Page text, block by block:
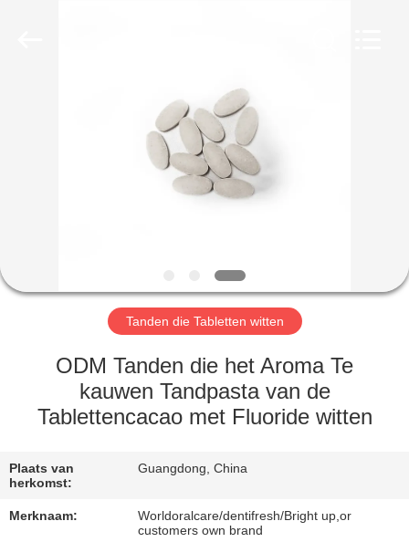
PRODUCTEN
ONGEVEER
ONS
FABRIEKSREIS
KWALITEITSCONTROLE
CONTACTEER
Tanden die Tabletten witten
ODM Tanden die het Aroma Te
kauwen Tandpasta van de
Tablettencacao met Fluoride witten
Plaats van
herkomst:
Guangdong, China
Merknaam:
Worldoralcare/dentifresh/Bright up,or
customers own brand